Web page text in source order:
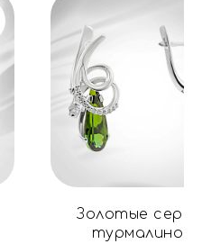
Золотые
турмалином